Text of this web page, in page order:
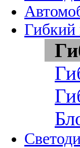
Гибкий